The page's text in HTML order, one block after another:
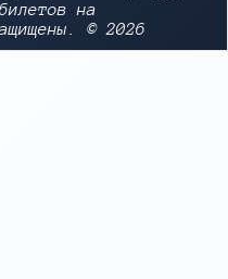
на
© 2026